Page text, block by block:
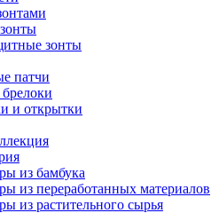
зонты
патчи
и открытки
из бамбука
из переработанных материалов
из растительного сырья